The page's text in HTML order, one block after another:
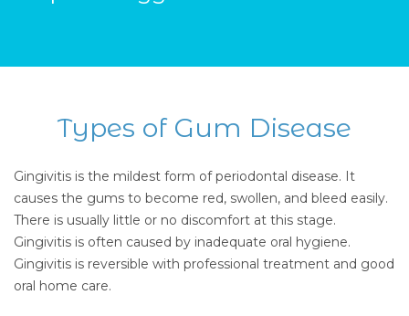
Types of Gum Disease
Gingivitis is the mildest form of periodontal disease. It
causes the gums to become red, swollen, and bleed easily.
There is usually little or no discomfort at this stage.
Gingivitis is often caused by inadequate oral hygiene.
Gingivitis is reversible with professional treatment and good
oral home care.